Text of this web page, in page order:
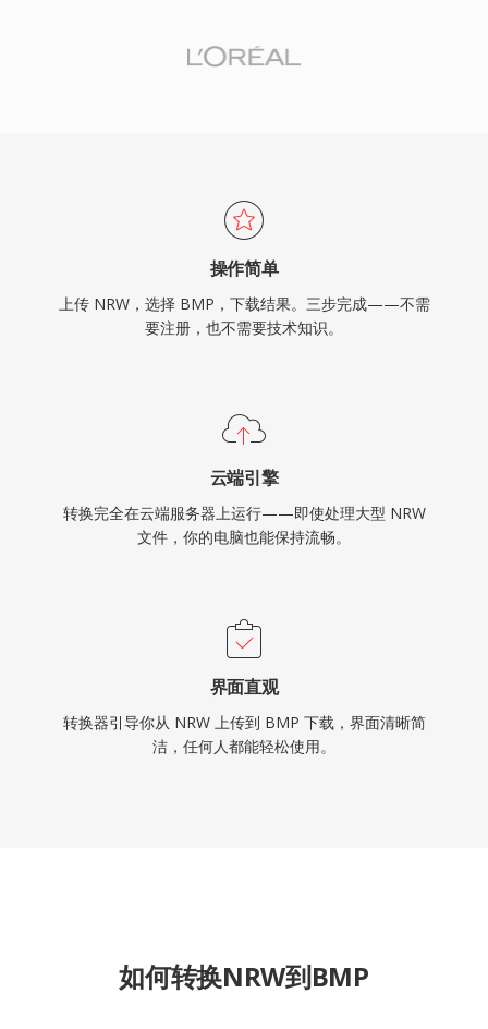
操作简单
上传 NRW，选择 BMP，下载结果。三步完成——不需
要注册，也不需要技术知识。
云端引擎
转换完全在云端服务器上运行——即使处理大型 NRW
文件，你的电脑也能保持流畅。
界面直观
转换器引导你从 NRW 上传到 BMP 下载，界面清晰简
洁，任何人都能轻松使用。
如何转换NRW到BMP